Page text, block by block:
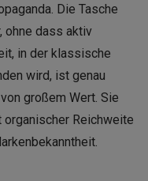
Die Tasche
ohne dass aktiv
in der klassische
wird, ist genau
großem Wert. Sie
Reichweite